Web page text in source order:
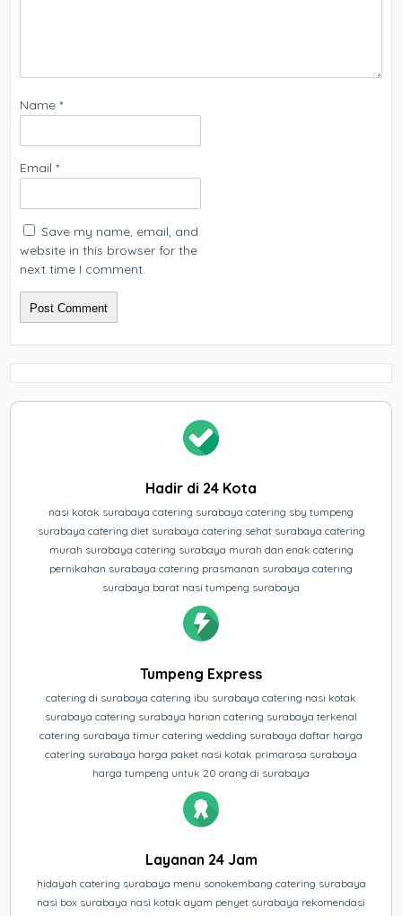
Name*
Email*
Save my name, email, and
website in this browser for the
next time I comment.
Hadir di 24 Kota
nasi kotak surabaya catering surabaya catering sby tumpeng
surabaya catering diet surabaya catering sehat surabaya catering
murah surabaya catering surabaya murah dan enak catering
pernikahan surabaya catering prasmanan surabaya catering
surabaya barat nasi tumpeng surabaya
Tumpeng Express
catering di surabaya catering ibu surabaya catering nasi kotak
surabaya catering surabaya harian catering surabaya terkenal
catering surabaya timur catering wedding surabaya daftar harga
catering surabaya harga paket nasi kotak primarasa surabaya
harga tumpeng untuk 20 orang di surabaya
Layanan 24 Jam
hidayah catering surabaya menu sonokembang catering surabaya
nasi box surabaya nasi kotak ayam penyet surabaya rekomendasi